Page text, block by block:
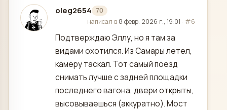
oleg2654 70
отредактировано
написал в 8 февр. 2026 г., 19:01 · #6
Подтверждаю Эллу, но я там за
видами охотился. Из Самары летел,
камеру таскал. Тот самый поезд
снимать лучше с задней площадки
последнего вагона, двери открыты,
высовываешься (аккуратно). Мост